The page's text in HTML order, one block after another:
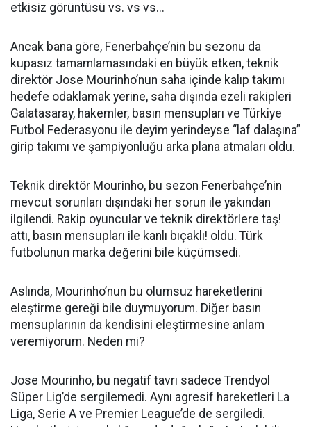
etkisiz görüntüsü vs. vs vs...
Ancak bana göre, Fenerbahçe’nin bu sezonu da
kupasız tamamlamasındaki en büyük etken, teknik
direktör Jose Mourinho’nun saha içinde kalıp takımı
hedefe odaklamak yerine, saha dışında ezeli rakipleri
Galatasaray, hakemler, basın mensupları ve Türkiye
Futbol Federasyonu ile deyim yerindeyse “laf dalaşına”
girip takımı ve şampiyonluğu arka plana atmaları oldu.
Teknik direktör Mourinho, bu sezon Fenerbahçe’nin
mevcut sorunları dışındaki her sorun ile yakından
ilgilendi. Rakip oyuncular ve teknik direktörlere taş!
attı, basın mensupları ile kanlı bıçaklı! oldu. Türk
futbolunun marka değerini bile küçümsedi.
Aslında, Mourinho’nun bu olumsuz hareketlerini
eleştirme gereği bile duymuyorum. Diğer basın
mensuplarının da kendisini eleştirmesine anlam
veremiyorum. Neden mi?
Jose Mourinho, bu negatif tavrı sadece Trendyol
Süper Lig’de sergilemedi. Aynı agresif hareketleri La
Liga, Serie A ve Premier League’de de sergiledi.